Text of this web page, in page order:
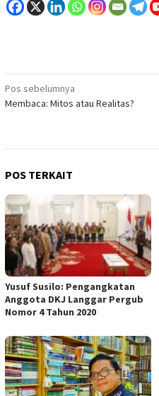
Navigasi
pos
Pos sebelumnya
Membaca: Mitos atau Realitas?
POS TERKAIT
Yusuf Susilo: Pengangkatan
Anggota DKJ Langgar Pergub
Nomor 4 Tahun 2020